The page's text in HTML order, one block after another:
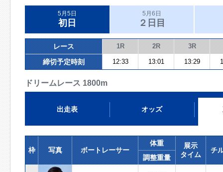
5月5日
初日
5月6日
２日目
レース 1R 2R 3R
締切予定時刻 12:33 13:01 13:29
ドリームレース 1800m
出走表 オッズ
枠 写真 ボートレーサー
体重
展示
タイム
チ
調整重量